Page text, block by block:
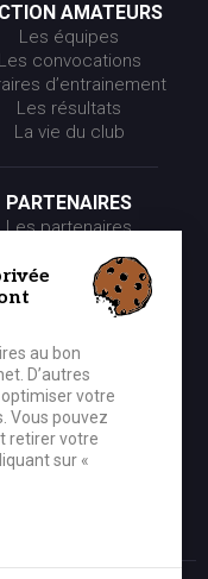
AMATEURS
Les équipes
Les convocations
d’entrainement
Les résultats
La vie du club
PARTENAIRES
Les partenaires
offres partenaires
MÉDIA
Photos
Vidéos
au bon
D’autres
votre
Vous pouvez
retirer votre
sur «